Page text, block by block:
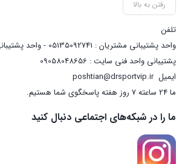
رفتن به بالا
تلفن
پشتیبانی واحد فنی سایت : 09058048656
ایمیلposhtian@drsportvip.ir
ما 24 ساعته 7 روز هفته پاسخگوی شما هستیم.
ما را در شبکه‌های اجتماعی دنبال کنید